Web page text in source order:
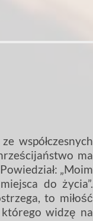
współczesnych
ma
„Moim
do życia”.
to miłość
widzę na